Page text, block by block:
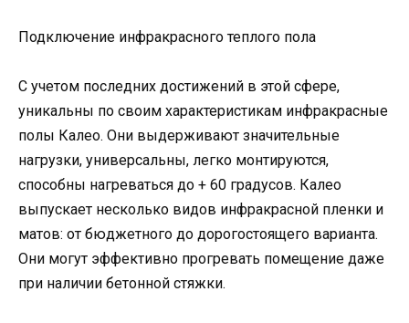
Подключение инфракрасного теплого пола
С учетом последних достижений в этой сфере,
уникальны по своим характеристикам инфракрасные
полы Калео. Они выдерживают значительные
нагрузки, универсальны, легко монтируются,
способны нагреваться до + 60 градусов. Калео
выпускает несколько видов инфракрасной пленки и
матов: от бюджетного до дорогостоящего варианта.
Они могут эффективно прогревать помещение даже
при наличии бетонной стяжки.